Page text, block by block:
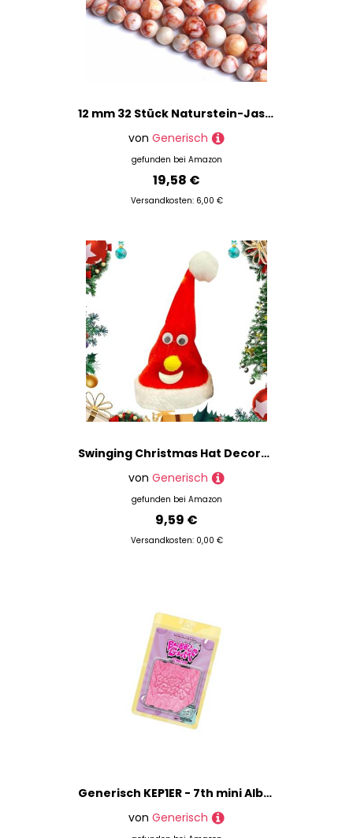
12 mm 32 Stück Naturstein-Jaspis, lose Perlen für Schmuckherstellung, DIY-Armbänder
von Generisch
gefunden bei Amazon
19,58 €
Versandkosten: 6,00 €
Swinging Christmas Hat Decorations - Cute Electric Shaking Christmas Hat - Seasonal Decor for Classroom School Birthday Living Room Holiday Thanksgiving Home Offices
von Generisch
gefunden bei Amazon
9,59 €
Versandkosten: 0,00 €
Generisch KEP1ER - 7th mini Album [Bubble Gum] (KIT ver)
von Generisch